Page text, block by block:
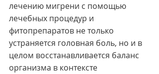
лечению мигрени с помощью
лечебных процедур и
фитопрепаратов не только
устраняется головная боль, но и в
целом восстанавливается баланс
организма в контексте